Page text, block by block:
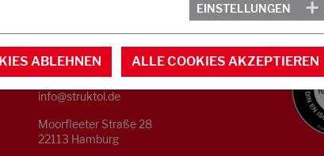
KONTAKT
Telefon +49 40 733 62 - 0
info@struktol.de
Moorfleeter Straße 28
22113 Hamburg
EINSTELLUNGEN
ABLEHNEN ALLE COOKIES AKZEPTIEREN